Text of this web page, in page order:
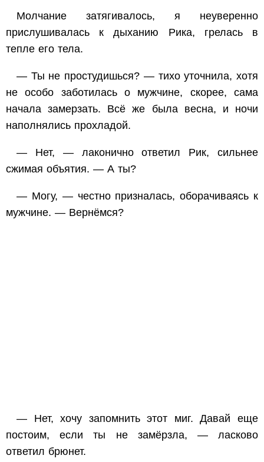
Молчание затягивалось, я неуверенно
прислушивалась к дыханию Рика, грелась в
тепле его тела.
— Ты не простудишься? — тихо уточнила, хотя
не особо заботилась о мужчине, скорее, сама
начала замерзать. Всё же была весна, и ночи
наполнялись прохладой.
— Нет, — лаконично ответил Рик, сильнее
сжимая объятия. — А ты?
— Могу, — честно призналась, оборачиваясь к
мужчине. — Вернёмся?
— Нет, хочу запомнить этот миг. Давай еще
постоим, если ты не замёрзла, — ласково
ответил брюнет.